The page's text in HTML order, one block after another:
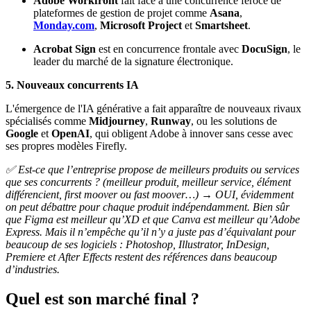
plateformes de gestion de projet comme Asana,
Monday.com, Microsoft Project et Smartsheet.
Acrobat Sign est en concurrence frontale avec DocuSign, le
leader du marché de la signature électronique.
5. Nouveaux concurrents IA
L'émergence de l'IA générative a fait apparaître de nouveaux rivaux
spécialisés comme Midjourney, Runway, ou les solutions de
Google et OpenAI, qui obligent Adobe à innover sans cesse avec
ses propres modèles Firefly.
✅ Est-ce que l’entreprise propose de meilleurs produits ou services
que ses concurrents ? (meilleur produit, meilleur service, élément
différencient, first moover ou fast moover…) → OUI, évidemment
on peut débattre pour chaque produit indépendamment. Bien sûr
que Figma est meilleur qu’XD et que Canva est meilleur qu’Adobe
Express. Mais il n’empêche qu’il n’y a juste pas d’équivalant pour
beaucoup de ses logiciels : Photoshop, Illustrator, InDesign,
Premiere et After Effects restent des références dans beaucoup
d’industries.
Quel est son marché final ?